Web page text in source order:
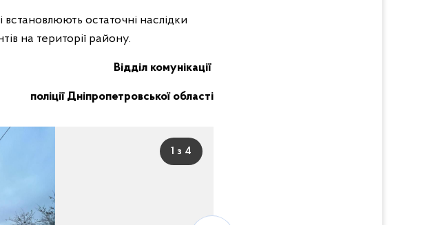
встановлюють остаточні наслідки
на території району.
Відділ комунікації
поліції Дніпропетровської області
1 з 4